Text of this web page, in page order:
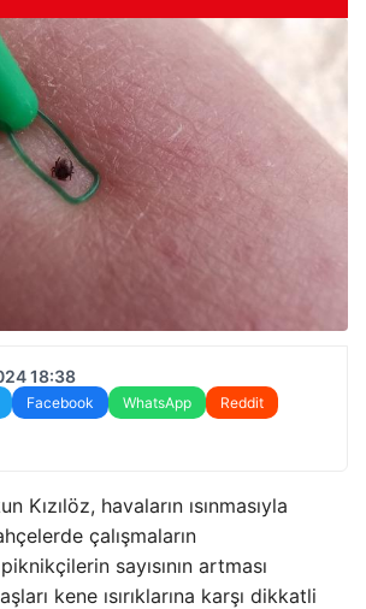
18:38
Facebook WhatsApp
Reddit
Kızılöz, havaların ısınmasıyla
çalışmaların
sayısının artması
kene ısırıklarına karşı dikkatli